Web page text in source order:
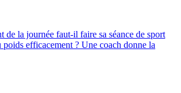
de la journée faut-il faire sa séance de sport
poids efficacement ? Une coach donne la